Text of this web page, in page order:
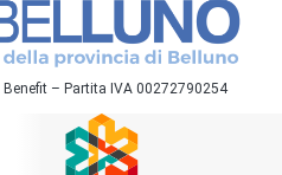
– Partita IVA 00272790254